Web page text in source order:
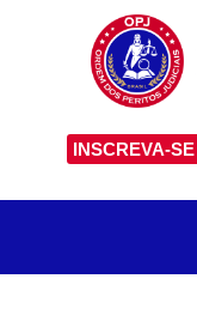
INSCREVA-SE